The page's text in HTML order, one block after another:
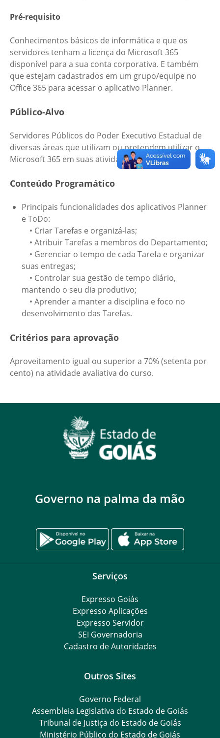
Pré-requisito
Conhecimentos básicos de informática e que os
servidores tenham a licença do Microsoft 365
disponível para a sua conta corporativa. E também
que estejam cadastrados em um grupo/equipe no
Office 365 para acessar o aplicativo Planner.
Público-Alvo
Servidores Públicos do Poder Executivo Estadual de
diversas áreas que utilizam ou pretendem utilizar o
Microsoft 365 em suas atividades diárias.
Conteúdo Programático
Principais funcionalidades dos aplicativos Planner
e ToDo:
• Criar Tarefas e organizá-las;
• Atribuir Tarefas a membros do Departamento;
• Gerenciar o tempo de cada Tarefa e organizar
suas entregas;
• Controlar sua gestão de tempo diário,
mantendo o seu dia produtivo;
• Aprender a manter a disciplina e foco no
desenvolvimento das Tarefas.
Critérios para aprovação
Aproveitamento igual ou superior a 70% (setenta por
cento) na atividade avaliativa do curso.
Governo na palma da mão
Serviços
Expresso Goiás
Expresso Aplicações
Expresso Servidor
SEI Governadoria
Cadastro de Autoridades
Outros Sites
Governo Federal
Assembleia Legislativa do Estado de Goiás
Tribunal de Justiça do Estado de Goiás
Ministério Público do Estado de Goiás